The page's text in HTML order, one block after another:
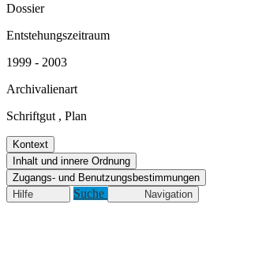
Dossier
Entstehungszeitraum
1999 - 2003
Archivalienart
Schriftgut , Plan
Kontext
Inhalt und innere Ordnung
Zugangs- und Benutzungsbestimmungen
Hilfe
Suche Navigation